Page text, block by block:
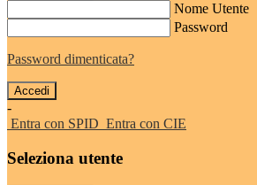
Nome Utente
Password
Password dimenticata?
-
Entra con SPID Entra con CIE
Seleziona utente